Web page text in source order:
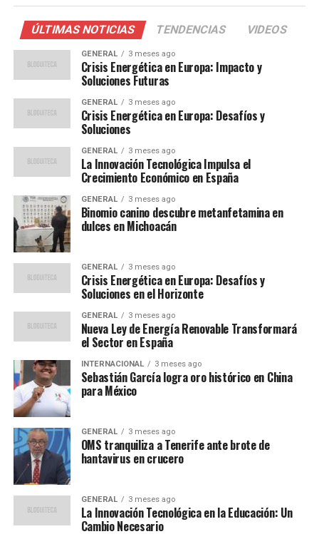
investigación para identificar a los miembros del grupo
delictivo responsable del ataque. Ana Luisa “N” fue
trasladada a un hospital donde recibe atención médica,
mientras las autoridades buscan pistas sobre los
agresores que, hasta el momento, no han sido
localizados.
En otro incidente, la fachada del casino Flamingos,
ubicado en la colonia Lomas del Boulevard, y una
estación de gasolina en la colonia San Rafael, fueron
atacadas a balazos. Afortunadamente, no se reportaron
heridos, aunque los daños materiales fueron
significativos. Este es el segundo ataque al casino
Flamingos, el primero ocurrió el pasado 22 de diciembre.
Reacción de las autoridades y la
comunidad
Las autoridades de seguridad fueron alertadas mediante
llamadas anónimas a las líneas de emergencia, lo que
permitió desplegar operativos de búsqueda de los
responsables. Sin embargo, hasta el momento, no se han
realizado detenciones. La comunidad de Culiacán vive
con temor ante la creciente violencia en la región.
“La violencia en Culiacán
ha alcanzado niveles
alarmantes, y es crucial
que las autoridades tomen
ÚLTIMAS NOTICIAS TENDENCIAS VIDEOS
GENERAL 3 meses ago
Crisis Energética en Europa: Impacto y
Soluciones Futuras
GENERAL 3 meses ago
Crisis Energética en Europa: Desafíos y
Soluciones
GENERAL 3 meses ago
La Innovación Tecnológica Impulsa el
Crecimiento Económico en España
GENERAL 3 meses ago
Binomio canino descubre metanfetamina en
dulces en Michoacán
GENERAL 3 meses ago
Crisis Energética en Europa: Desafíos y
Soluciones en el Horizonte
GENERAL 3 meses ago
Nueva Ley de Energía Renovable Transformará
el Sector en España
INTERNACIONAL 3 meses ago
Sebastián García logra oro histórico en China
para México
GENERAL 3 meses ago
OMS tranquiliza a Tenerife ante brote de
hantavirus en crucero
GENERAL 3 meses ago
La Innovación Tecnológica en la Educación: Un
Cambio Necesario